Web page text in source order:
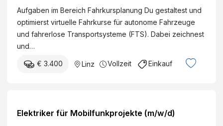
Aufgaben im Bereich Fahrkursplanung Du gestaltest und
optimierst virtuelle Fahrkurse für autonome Fahrzeuge
und fahrerlose Transportsysteme (FTS). Dabei zeichnest
und…
€ 3.400 Linz Vollzeit Einkauf
Elektriker für Mobilfunkprojekte (m/w/d)